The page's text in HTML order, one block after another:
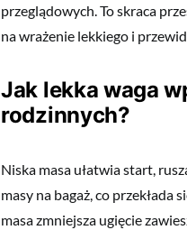
przeglądowych. To skraca
na wrażenie lekkiego i
Jak lekka waga
rodzinnych?
Niska masa ułatwia start,
masy na bagaż, co
masa zmniejsza ugięcie